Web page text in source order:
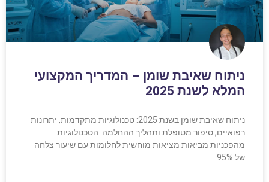
ניתוח שאיבת שומן – המדריך המקצועי
המלא לשנת 2025
ניתוח שאיבת שומן בשנת 2025: טכנולוגיות מתקדמות, יתרונות
רפואיים, סיפור מטופלת ותהליך ההחלמה. הטכנולוגיות
מהפכניות מביאות מציאות מוחשית לחלומות עם שיעור צלחה
של 95%.